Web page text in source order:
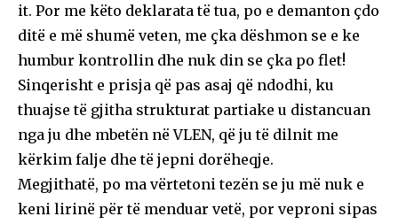
it. Por me këto deklarata të tua, po e demanton çdo
ditë e më shumë veten, me çka dëshmon se e ke
humbur kontrollin dhe nuk din se çka po flet!
Sinqerisht e prisja që pas asaj që ndodhi, ku
thuajse të gjitha strukturat partiake u distancuan
nga ju dhe mbetën në VLEN, që ju të dilnit me
kërkim falje dhe të jepni dorëheqje.
Megjithatë, po ma vërtetoni tezën se ju më nuk e
keni lirinë për të menduar vetë, por veproni sipas